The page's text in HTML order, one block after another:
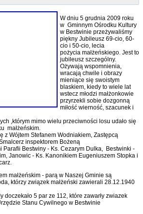
W dniu 5 grudnia 2009 roku
w Gminnym Ośrodku Kultury
w Bestwinie przeżywaliśmy
piękny Jubileusz 69-cio, 60-
cio i 50-cio, lecia
pożycia małżeńskiego. Jest to
jubileusz szczególny.
Ożywają wspomnienia,
wracają chwile i obrazy
mieniące się swoistym
blaskiem, kiedy to wiele lat
wstecz młodzi małżonkowie
przyrzekli sobie dozgonną
miłość wierność, szacunek i
,którym mimo wielu przeciwności losu udało się
małżeńskim.
z Wójtem Stefanem Wodniakiem, Zastępcą
inspektorem Bożeną
Parafii Bestwiny - Ks. Cezarym Dulka, Bestwinki -
Janowic - Ks. Kanonikiem Eugeniuszem Stopka i
małżeńskim - parą w Naszej Gminie są
którzy związek małżeński zawierali 28.12.1940
doczekało 5 par ze 112, które zawarły zwiazek
Stanu Cywilnego w Bestwinie